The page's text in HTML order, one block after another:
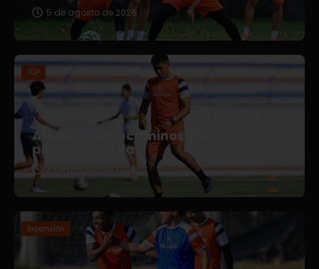
5 de agosto de 2026
TDP
Afianza Correcaminos TDP su
pretemporada
3 de agosto de 2026
Expansión